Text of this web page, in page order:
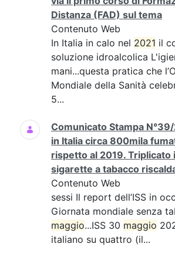
Distanza (FAD) sul tema
Contenuto Web
In Italia in calo nel 2021 il
soluzione idroalcolica
mani...questa pratica che
Mondiale della Sanità
5...
Comunicato Stampa
in Italia circa 800mila
rispetto al 2019. Triplicato
sigarette a tabacco
Contenuto Web
sessi Il report dell’ISS in
Giornata mondiale senza
maggio...ISS 30 maggio
italiano su quattro (il...